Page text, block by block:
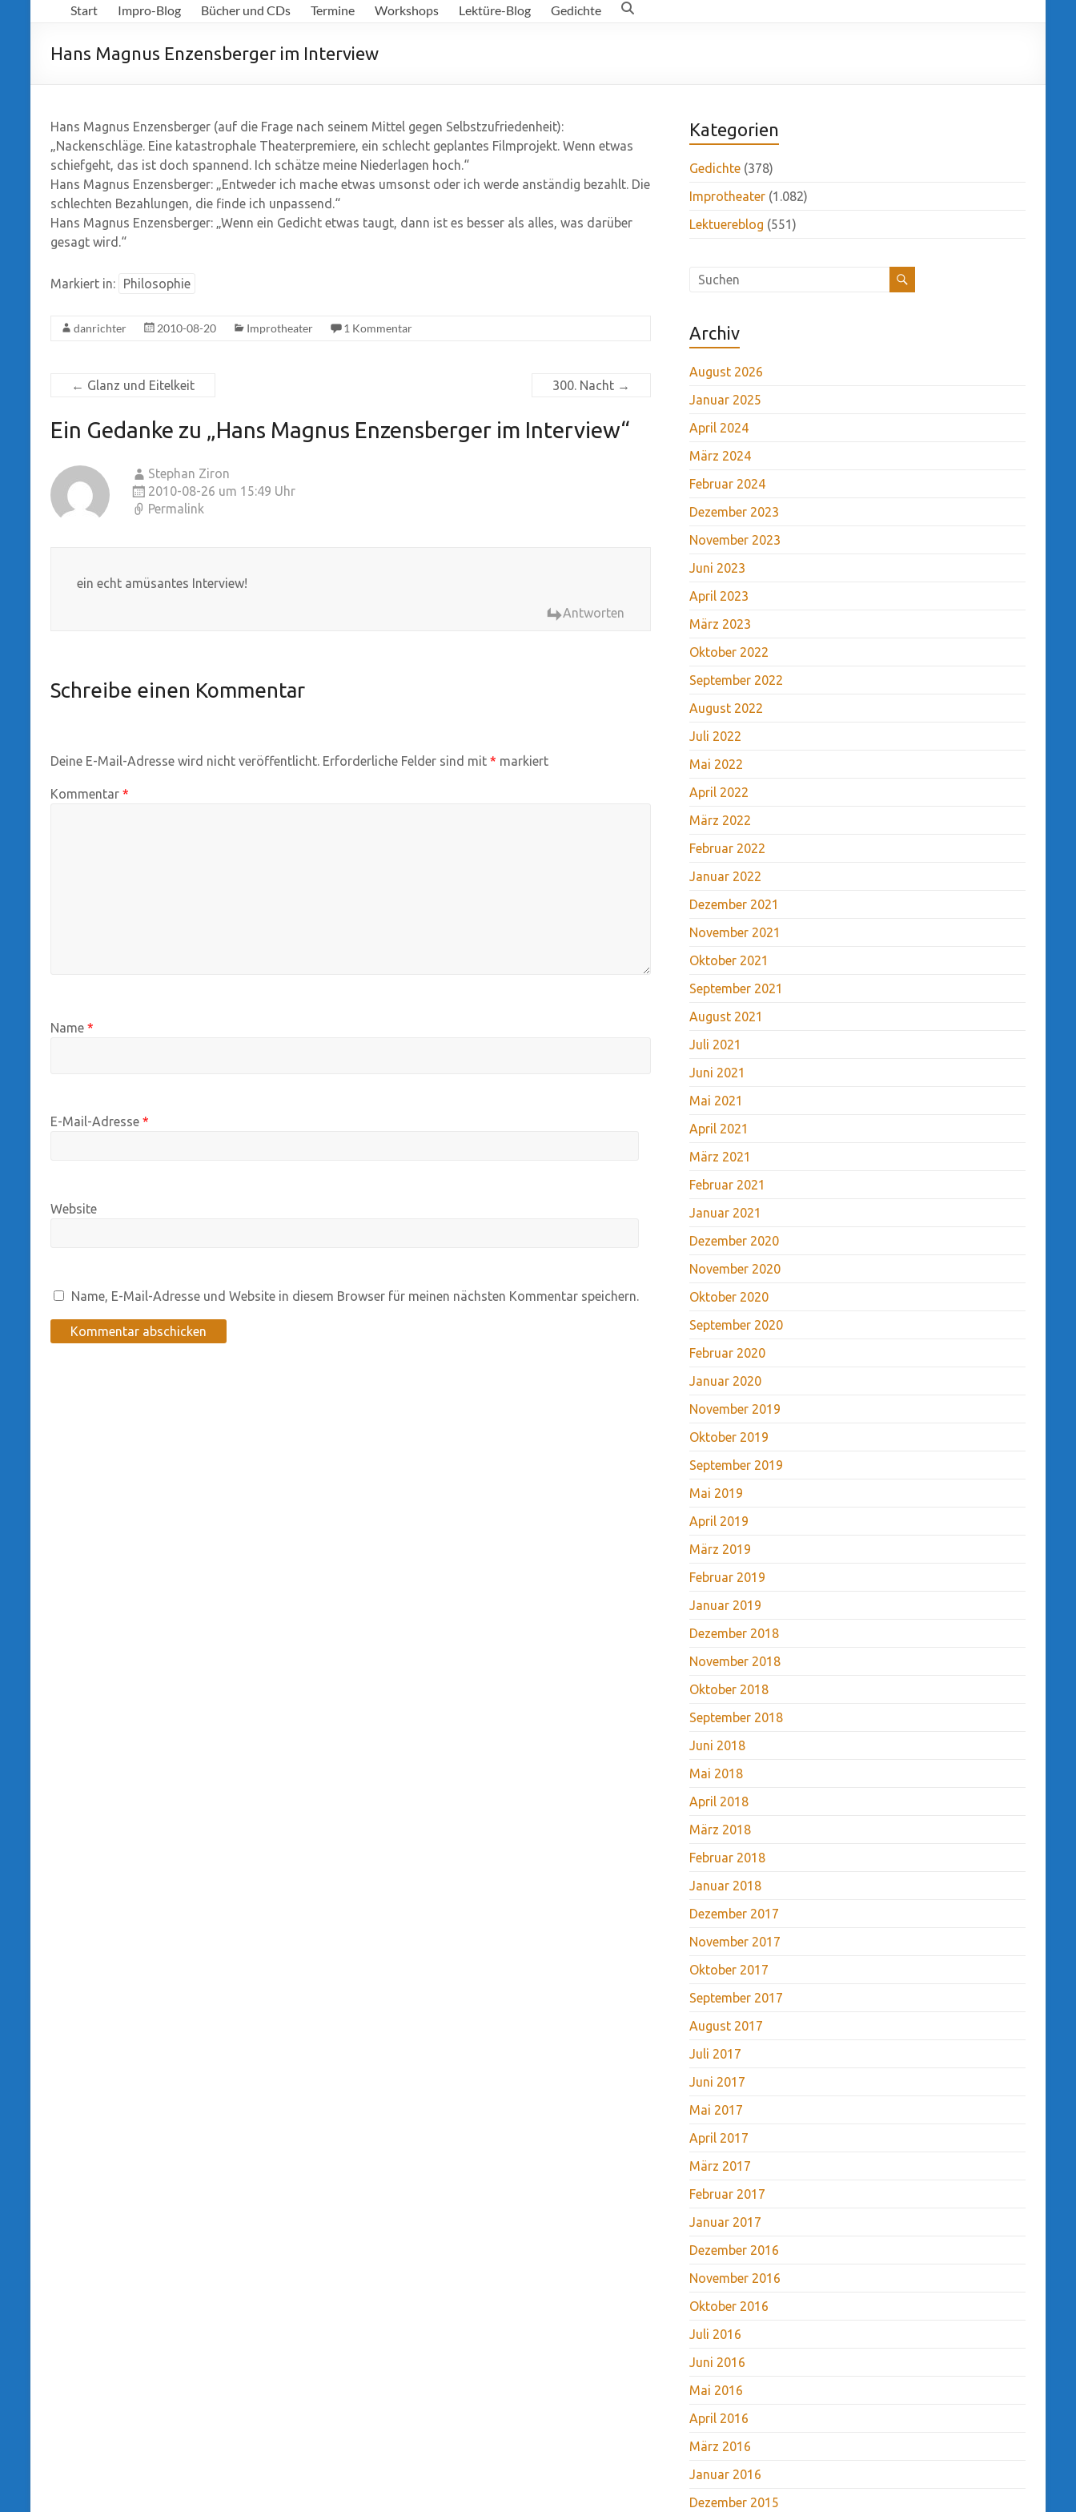
Richter
Start Impro-Blog Bücher und CDs Termine Workshops Lektüre-Blog Gedichte
Hans Magnus Enzensberger im Interview
Hans Magnus Enzensberger (auf die Frage nach seinem Mittel gegen Selbstzufriedenheit):
„Nackenschläge. Eine katastrophale Theaterpremiere, ein schlecht geplantes Filmprojekt. Wenn etwas
schiefgeht, das ist doch spannend. Ich schätze meine Niederlagen hoch.“
Hans Magnus Enzensberger: „Entweder ich mache etwas umsonst oder ich werde anständig bezahlt. Die
schlechten Bezahlungen, die finde ich unpassend.“
Hans Magnus Enzensberger: „Wenn ein Gedicht etwas taugt, dann ist es besser als alles, was darüber
gesagt wird.“
Markiert in: Philosophie
danrichter 2010-08-20 Improtheater 1 Kommentar
← Glanz und Eitelkeit 300. Nacht →
Ein Gedanke zu „Hans Magnus Enzensberger im Interview“
Stephan Ziron
2010-08-26 um 15:49 Uhr
Permalink
ein echt amüsantes Interview!
Antworten
Schreibe einen Kommentar
Deine E-Mail-Adresse wird nicht veröffentlicht. Erforderliche Felder sind mit * markiert
Kommentar *
Name *
E-Mail-Adresse *
Website
Name, E-Mail-Adresse und Website in diesem Browser für meinen nächsten Kommentar speichern.
Kategorien
Gedichte (378)
Improtheater (1.082)
Lektuereblog (551)
Archiv
August 2026
Januar 2025
April 2024
März 2024
Februar 2024
Dezember 2023
November 2023
Juni 2023
April 2023
März 2023
Oktober 2022
September 2022
August 2022
Juli 2022
Mai 2022
April 2022
März 2022
Februar 2022
Januar 2022
Dezember 2021
November 2021
Oktober 2021
September 2021
August 2021
Juli 2021
Juni 2021
Mai 2021
April 2021
März 2021
Februar 2021
Januar 2021
Dezember 2020
November 2020
Oktober 2020
September 2020
Februar 2020
Januar 2020
November 2019
Oktober 2019
September 2019
Mai 2019
April 2019
März 2019
Februar 2019
Januar 2019
Dezember 2018
November 2018
Oktober 2018
September 2018
Juni 2018
Mai 2018
April 2018
März 2018
Februar 2018
Januar 2018
Dezember 2017
November 2017
Oktober 2017
September 2017
August 2017
Juli 2017
Juni 2017
Mai 2017
April 2017
März 2017
Februar 2017
Januar 2017
Dezember 2016
November 2016
Oktober 2016
Juli 2016
Juni 2016
Mai 2016
April 2016
März 2016
Januar 2016
Dezember 2015